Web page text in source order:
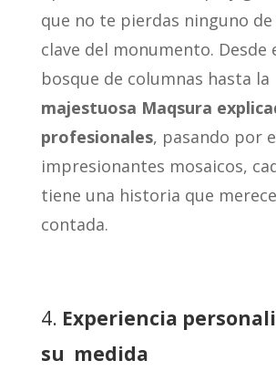
que no te pierdas ninguno
clave del monumento. Desde
bosque de columnas hasta la
majestuosa Maqsura
profesionales, pasando por
impresionantes mosaicos,
tiene una historia que
contada.
4. Experiencia
su medida